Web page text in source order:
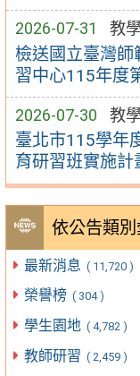
2026-07-31 教
檢送國立臺灣師
習中心115年度
2026-07-30 教
臺北市115學年
育研習班實施計
依公告類
最新消息 ( 11,720 )
榮譽榜 ( 304 )
學生園地 ( 4,782 )
教師研習 ( 2,459 )